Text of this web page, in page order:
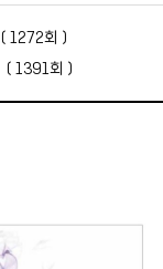
( 1272회 )
( 1391 회 )